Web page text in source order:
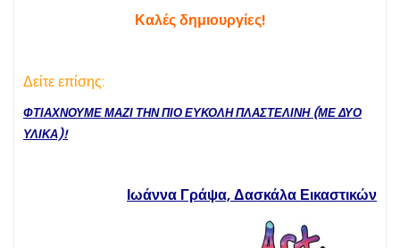
Καλές δημιουργίες!
Δείτε επίσης:
ΦΤΙΑΧΝΟΥΜΕ ΜΑΖΙ ΤΗΝ ΠΙΟ ΕΥΚΟΛΗ ΠΛΑΣΤΕΛΙΝΗ (ΜΕ ΔΥΟ
ΥΛΙΚΑ)!
Ιωάννα Γράψα, Δασκάλα Εικαστικών